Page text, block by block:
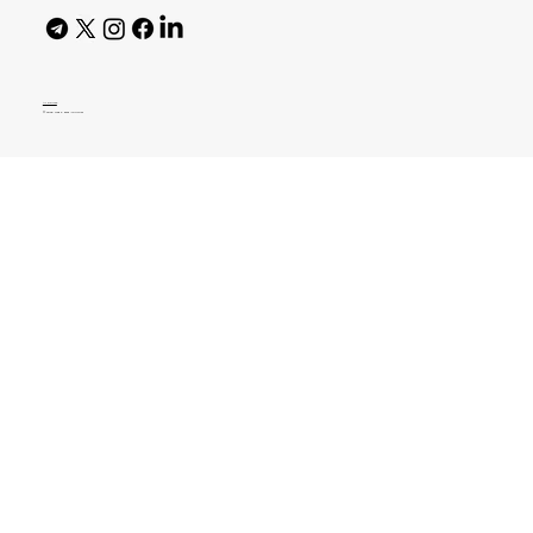
AI Policy
© 2026 High Bar Journal